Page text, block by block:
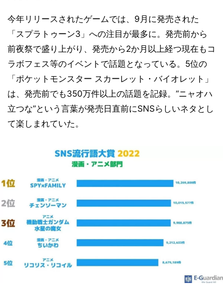
今年リリースされたゲームでは、9月に発売された
「スプラトゥーン3」への注目が最多に。発売前から
前夜祭で盛り上がり、発売から2か月以上経つ現在もコ
ラボフェス等のイベントで話題となっている。5位の
「ポケットモンスター スカーレット・バイオレット」
は、発売前でも350万件以上の話題を記録。“ニャオハ
立つな”という言葉が発売日直前にSNSらしいネタとし
て楽しまれていた。